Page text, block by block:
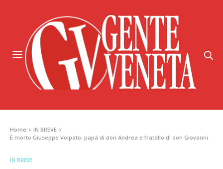
Home
IN BREVE
È morto Giuseppe Volpato, papà di don Andrea e fratello di don Giovanni
IN BREVE